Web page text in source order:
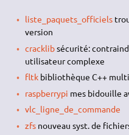
liste_paquets_officiels
version
cracklibsécurité:
utilisateur complexe
fltkbibliothèque C++
raspberrypi mes bidouille
vlc_ligne_de_commande
zfsnouveau syst. de